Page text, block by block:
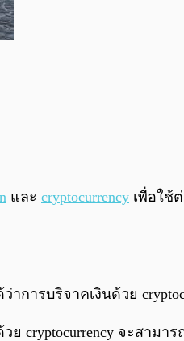
และ cryptocurrency เพื่อใช้
การบริจาคเงินด้วย
cryptocurrency จะสามา